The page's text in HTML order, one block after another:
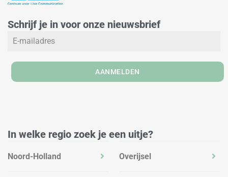
d
i
g
r
m
o
Schrijf je in voor onze nieuwsbrief
AANMELDEN
In welke regio zoek je een uitje?
Noord-Holland Overijsel